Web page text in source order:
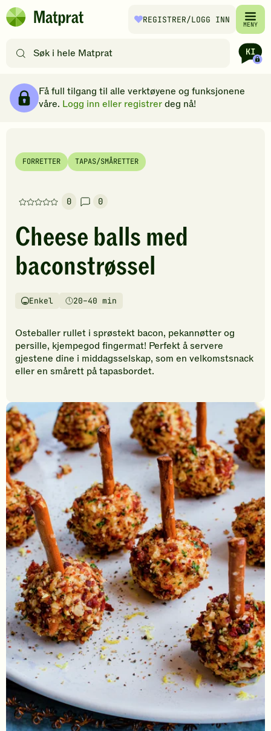
Hopp til hovedinnhold
Matprat
REGISTRER/LOGG INN MENY
etter
filtre
Få full tilgang til alle verktøyene og funksjonene
våre. Logg inn eller registrerdeg nå!
FORRETTER TAPAS/SMÅRETTER
0
Denne
har
foreløpig
ingen
vurderinger.
den
til
å
vurdere
denne
0
Cheese balls med
baconstrøssel
Vanskelighetsgrad
Enkel
Tilberedningstid20–40 min
Osteballer rullet i sprøstekt bacon, pekannøtter og
persille, kjempegod fingermat! Perfekt å servere
gjestene dine i middagsselskap, som en velkomstsnack
eller en smårett på tapasbordet.